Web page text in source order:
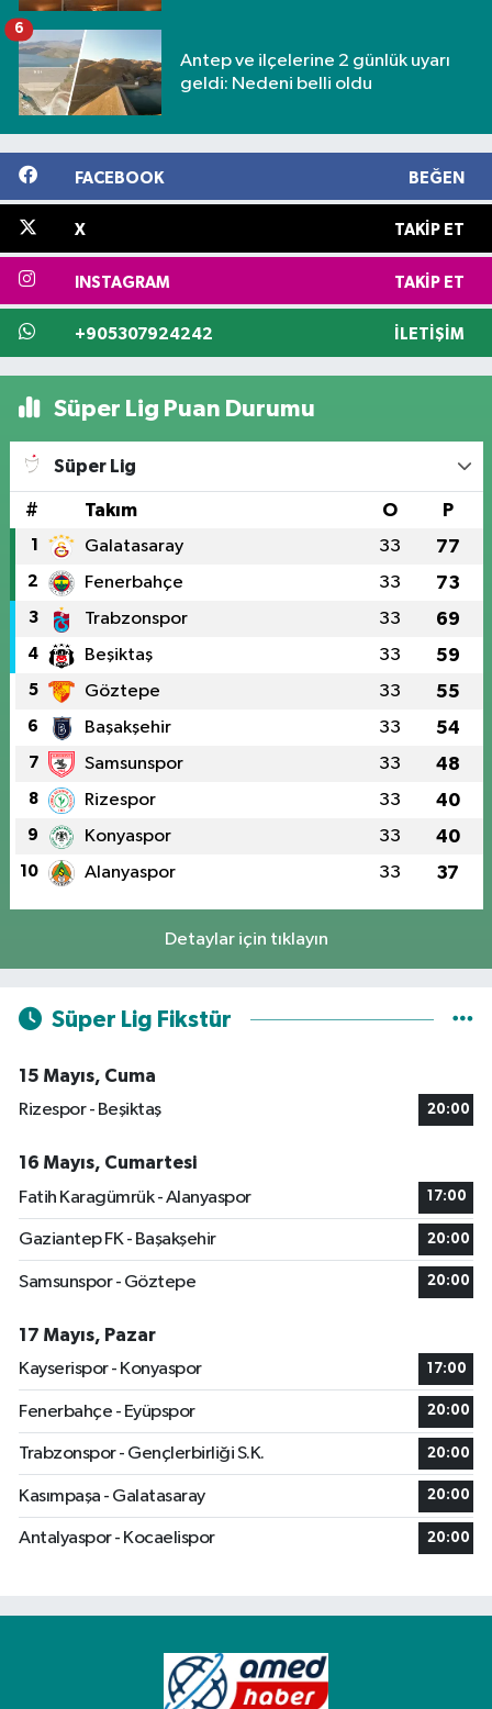
Antep ve ilçelerine 2 günlük uyarı
geldi: Nedeni belli oldu
6
FACEBOOK BEĞEN
X TAKIP ET
INSTAGRAM TAKIP ET
+905307924242 İLETIŞIM
Süper Lig Puan Durumu
Süper Lig
# Takım O P
1 Galatasaray 33 77
2 Fenerbahçe 33 73
3 Trabzonspor 33 69
4 Beşiktaş 33 59
5 Göztepe 33 55
6 Başakşehir 33 54
7 Samsunspor 33 48
8 Rizespor 33 40
9 Konyaspor 33 40
10 Alanyaspor 33 37
Detaylar için tıklayın
Süper Lig Fikstür
15 Mayıs, Cuma
Rizespor - Beşiktaş
20:00
16 Mayıs, Cumartesi
Fatih Karagümrük - Alanyaspor
17:00
Gaziantep FK - Başakşehir 20:00
Samsunspor - Göztepe 20:00
17 Mayıs, Pazar
Kayserispor - Konyaspor
17:00
Fenerbahçe - Eyüpspor 20:00
Trabzonspor - Gençlerbirliği S.K. 20:00
Kasımpaşa - Galatasaray 20:00
Antalyaspor - Kocaelispor 20:00